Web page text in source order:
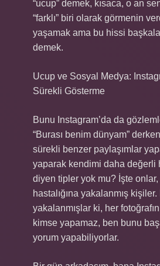
“ucup” demek, kısaca, o an
“farklı” biri olarak görmenin
yaşamak ama bu hissi
demek.
Ucup ve Sosyal Medya:
Sürekli Gösterme
Bunu Instagram’da da
“Burası benim dünyam”
sürekli benzer paylaşımlar
yaparak kendimi daha değerli
diyen tipler yok mu? İşte
hastalığına yakalanmış
yakalanmışlar ki, her
kimse yapamaz, ben bunu
yorum yapabiliyorlar.